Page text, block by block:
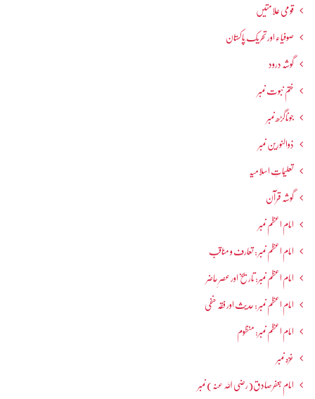
قومی علامتیں
صوفیاء اور تحریک ِپاکستان
گوشہ درود
ختم نبوت نمبر
جوناگڑھ نمبر
ذوالنورین نمبر
تعلیماتِ اسلامیہ
گوشہ قرآن
امام اعظم نمبر
امام اعظم نمبر : تعارف و مناقب
امام اعظم نمبر: تاریخ اور عصرِ حاضر
امام اعظم نمبر : حدیث اور فقہ حنفی
امام اعظم نمبر: منظوم
غزہ نمبر
امام جعفرصادق(رضی اللہ عنہ) نمبر